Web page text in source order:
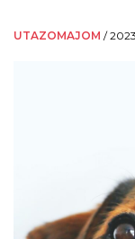
UTAZOMAJOM /